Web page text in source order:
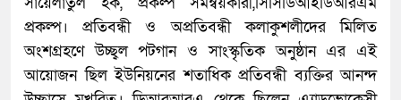
প্রকল্প। প্রতিবন্ধী ও অপ্রতিবন্ধী কলাকুশলীদের মিলিত
অংশগ্রহণে উচ্ছ্বল পটগান ও সাংস্কৃতিক অনুষ্ঠান এর এই
আয়োজন ছিল ইউনিয়নের শতাধিক প্রতিবন্ধী ব্যক্তির আনন্দ